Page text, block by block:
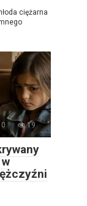
ciężarna
0 19